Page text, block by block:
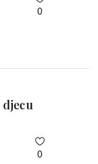
0
0